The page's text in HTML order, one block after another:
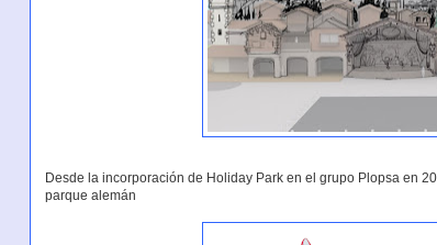
Desde la incorporación de Holiday Park en el grupo Plopsa en
parque alemán